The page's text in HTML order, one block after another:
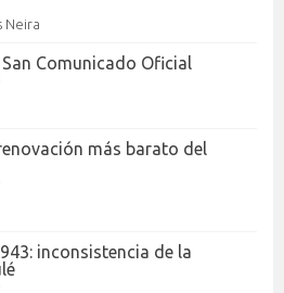
Neira
Comunicado Oficial
más barato del
inconsistencia de la